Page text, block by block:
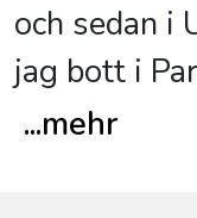
och sedan i
jag bott i
...mehr